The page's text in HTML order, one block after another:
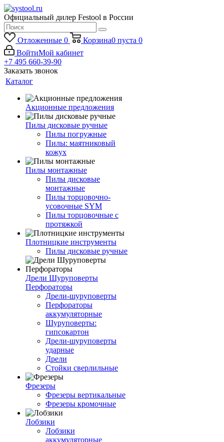
Официальный дилер Festool в России
Отложенные 0 Корзина0 пуста 0
ВойтиМой кабинет
+7 495 660-39-90
Заказать звонок
Каталог
Акционные предложения
Пилы дисковые ручные
Пилы погружные
Пилы: маятниковый
кожух
Пилы монтажные
Пилы дисковые
монтажные
Пилы торцовочно-
усовочные SYM
Пилы торцовочные с
протяжкой
Плотницкие инструменты
Пилы дисковые ручные
Дрели Шуруповерты
Перфораторы
Дрели-шуруповерты
Перфораторы
аккумуляторные
Шуруповерты:
гипсокартон
Дрели-шуруповерты
ударные
Дрели
Стойки сверлильные
Фрезеры
Фрезеры вертикальные
Фрезеры кромочные
Лобзики
Лобзики
аккумуляторные